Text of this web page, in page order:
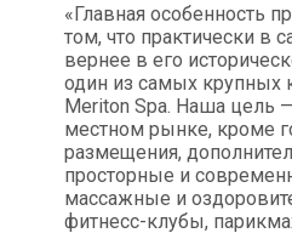
«Главная особенность
том, что практически в
вернее в его
один из самых крупных
Meriton Spa. Наша цель
местном рынке, кроме
размещения,
просторные и
массажные и
фитнесс-клубы,